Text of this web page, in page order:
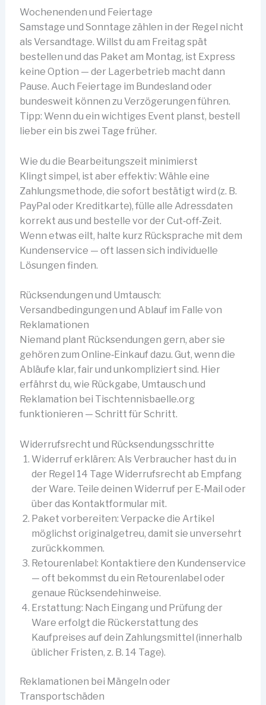
Wochenenden und Feiertage
Samstage und Sonntage zählen in der Regel nicht
als Versandtage. Willst du am Freitag spät
bestellen und das Paket am Montag, ist Express
keine Option — der Lagerbetrieb macht dann
Pause. Auch Feiertage im Bundesland oder
bundesweit können zu Verzögerungen führen.
Tipp: Wenn du ein wichtiges Event planst, bestell
lieber ein bis zwei Tage früher.
Wie du die Bearbeitungszeit minimierst
Klingt simpel, ist aber effektiv: Wähle eine
Zahlungsmethode, die sofort bestätigt wird (z. B.
PayPal oder Kreditkarte), fülle alle Adressdaten
korrekt aus und bestelle vor der Cut‑off‑Zeit.
Wenn etwas eilt, halte kurz Rücksprache mit dem
Kundenservice — oft lassen sich individuelle
Lösungen finden.
Rücksendungen und Umtausch:
Versandbedingungen und Ablauf im Falle von
Reklamationen
Niemand plant Rücksendungen gern, aber sie
gehören zum Online‑Einkauf dazu. Gut, wenn die
Abläufe klar, fair und unkompliziert sind. Hier
erfährst du, wie Rückgabe, Umtausch und
Reklamation bei Tischtennisbaelle.org
funktionieren — Schritt für Schritt.
Widerrufsrecht und Rücksendungsschritte
Widerruf erklären: Als Verbraucher hast du in
der Regel 14 Tage Widerrufsrecht ab Empfang
der Ware. Teile deinen Widerruf per E‑Mail oder
über das Kontaktformular mit.
Paket vorbereiten: Verpacke die Artikel
möglichst originalgetreu, damit sie unversehrt
zurückkommen.
Retourenlabel: Kontaktiere den Kundenservice
— oft bekommst du ein Retourenlabel oder
genaue Rücksendehinweise.
Erstattung: Nach Eingang und Prüfung der
Ware erfolgt die Rückerstattung des
Kaufpreises auf dein Zahlungsmittel (innerhalb
üblicher Fristen, z. B. 14 Tage).
Reklamationen bei Mängeln oder
Transportschäden